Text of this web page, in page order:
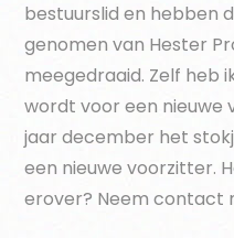
bestuurslid en hebben
genomen van Hester
meegedraaid. Zelf heb
wordt voor een nieuwe
jaar december het
een nieuwe voorzitter.
erover? Neem contact